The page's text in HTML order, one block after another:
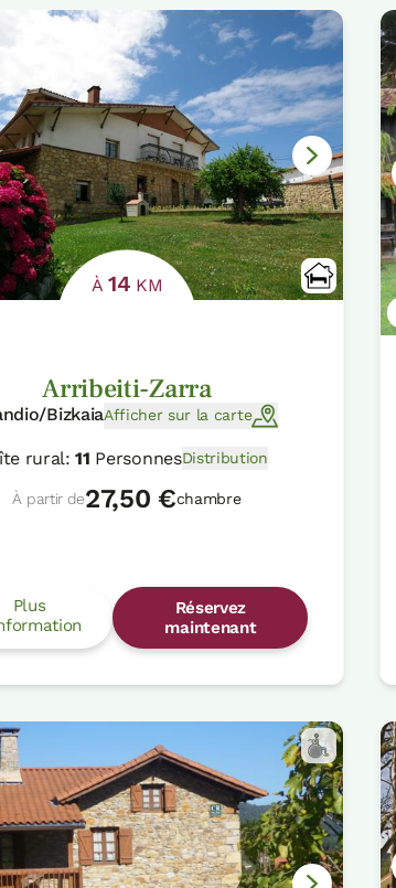
À 14 KM
Arribeiti-Zarra
BizkaiaAfficher sur la carte
rural:11 PersonnesDistribution
À partir de27,50 €chambre
Plus
Réservez
maintenant